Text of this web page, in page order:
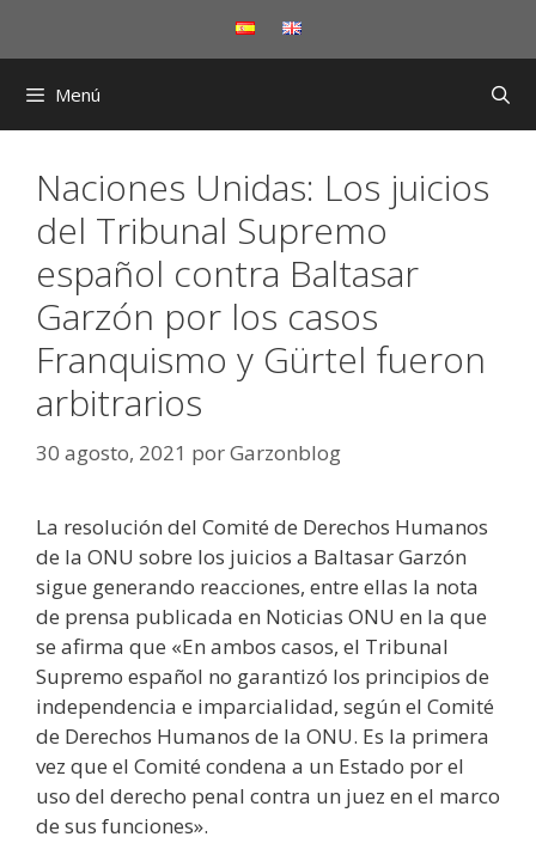
Menú
Naciones Unidas: Los juicios
del Tribunal Supremo
español contra Baltasar
Garzón por los casos
Franquismo y Gürtel fueron
arbitrarios
30 agosto, 2021 porGarzonblog
La resolución del Comité de Derechos Humanos
de la ONU sobre los juicios a Baltasar Garzón
sigue generando reacciones, entre ellas la nota
de prensa publicada en Noticias ONU en la que
se afirma que «En ambos casos, el Tribunal
Supremo español no garantizó los principios de
independencia e imparcialidad, según el Comité
de Derechos Humanos de la ONU. Es la primera
vez que el Comité condena a un Estado por el
uso del derecho penal contra un juez en el marco
de sus funciones».